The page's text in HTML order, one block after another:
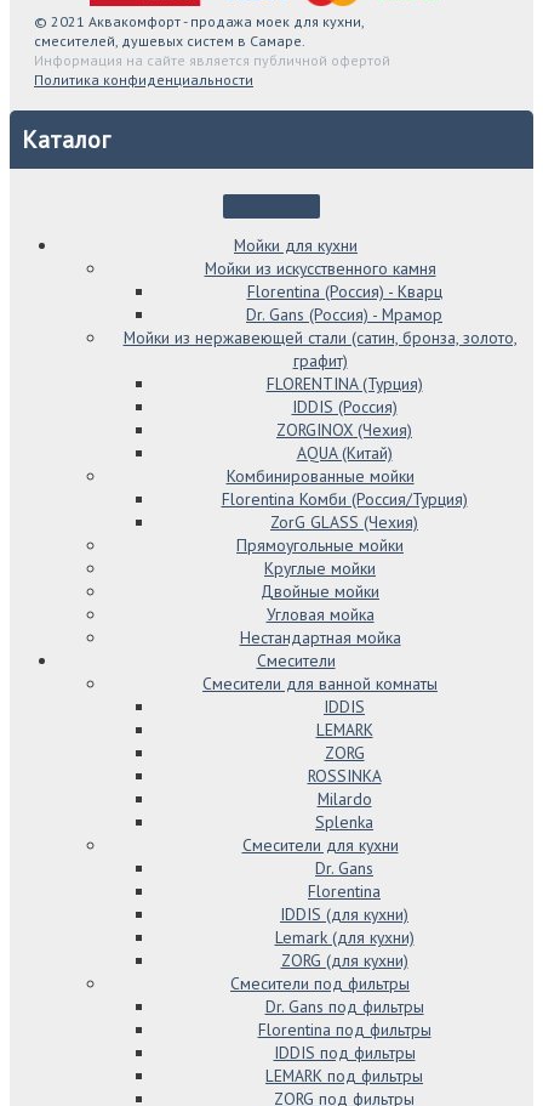
© 2021 Аквакомфорт - продажа моек для кухни,
смесителей, душевых систем в Самаре.
Информация на сайте является публичной офертой
Политика конфиденциальности
Каталог
Мойки для кухни
Мойки из искусственного камня
Florentina (Россия) - Кварц
Dr. Gans (Россия) - Мрамор
Мойки из нержавеющей стали (сатин, бронза, золото,
графит)
FLORENTINA (Турция)
IDDIS (Россия)
ZORGINOX (Чехия)
AQUA (Китай)
Комбинированные мойки
Florentina Комби (Россия/Турция)
ZorG GLASS (Чехия)
Прямоугольные мойки
Круглые мойки
Двойные мойки
Угловая мойка
Нестандартная мойка
Смесители
Смесители для ванной комнаты
IDDIS
LEMARK
ZORG
ROSSINKA
Milardo
Splenka
Смесители для кухни
Dr. Gans
Florentina
IDDIS (для кухни)
Lemark (для кухни)
ZORG (для кухни)
Смесители под фильтры
Dr. Gans под фильтры
Florentina под фильтры
IDDIS под фильтры
LEMARK под фильтры
ZORG под фильтры